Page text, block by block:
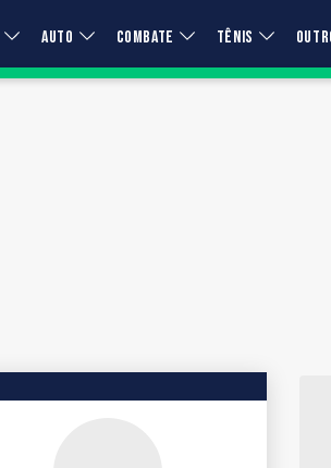
AUTO COMBATE TÊNIS